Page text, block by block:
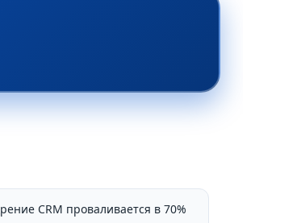
CRM проваливается в 70%